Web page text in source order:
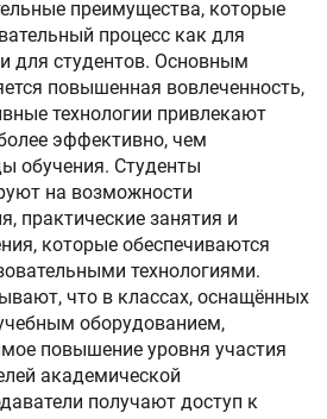
преимущества, которые
процесс как для
для студентов. Основным
повышенная вовлеченность,
технологии привлекают
эффективно, чем
обучения. Студенты
на возможности
практические занятия и
которые обеспечиваются
технологиями.
что в классах, оснащённых
оборудованием,
повышение уровня участия
академической
получают доступ к